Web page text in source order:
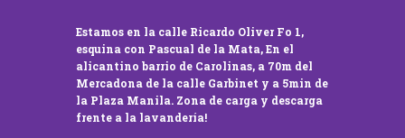
Estamos en la calle Ricardo Oliver Fo 1,
esquina con Pascual de la Mata, En el
alicantino barrio de Carolinas, a 70m del
Mercadona de la calle Garbinet y a 5min de
la Plaza Manila. Zona de carga y descarga
frente a la lavandería!